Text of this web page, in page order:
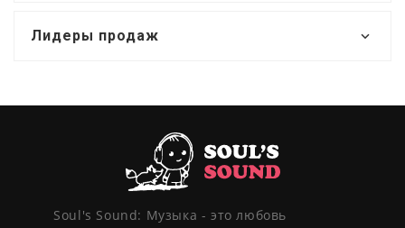
Лидеры продаж
Soul's Sound: Музыка - это любовь